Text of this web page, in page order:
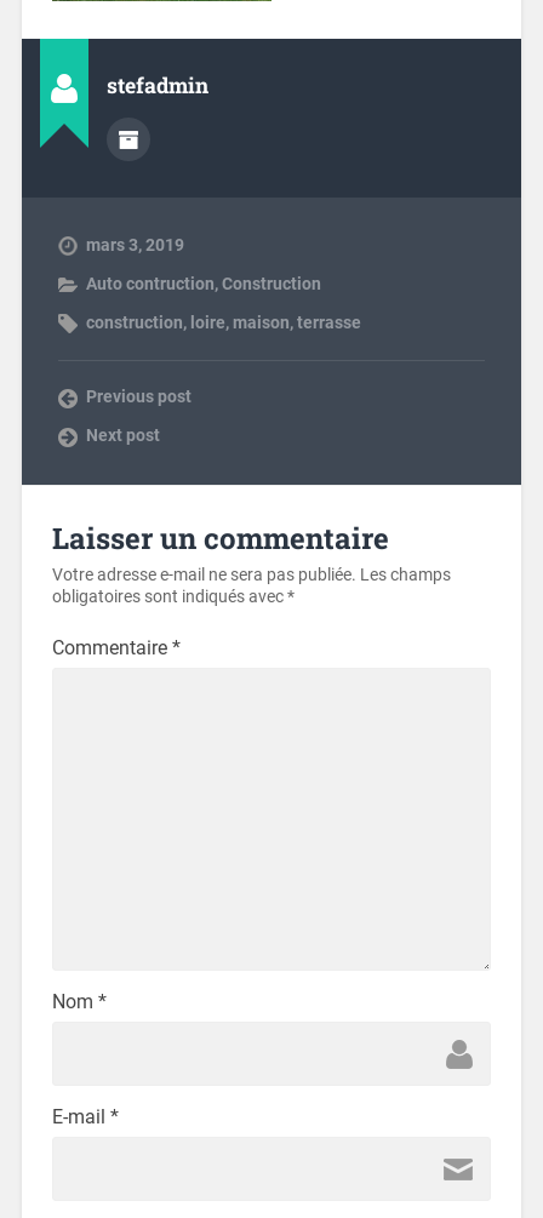
stefadmin
mars 3, 2019
Auto contruction,Construction
construction, loire, maison,terrasse
Previous post
Next post
Laisser un commentaire
Votre adresse e-mail ne sera pas publiée. Les champs
obligatoires sont indiqués avec*
Commentaire *
Nom *
E-mail *